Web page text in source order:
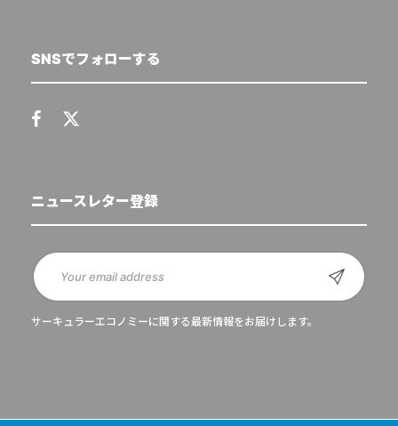
SNSでフォローする
ニュースレター登録
サーキュラーエコノミーに関する最新情報をお届けします。